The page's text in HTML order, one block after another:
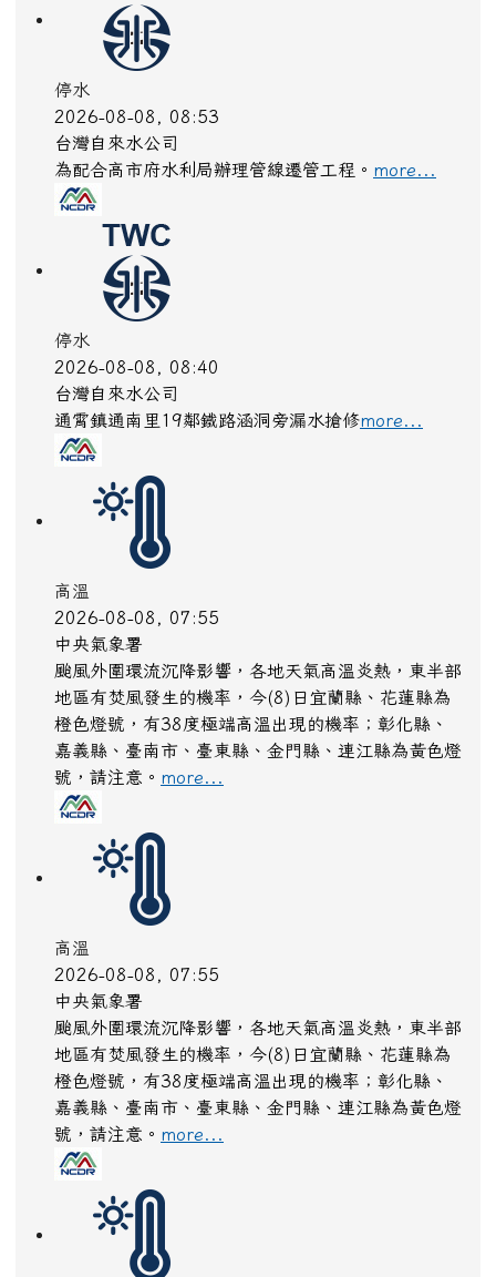
停水
2026-08-08, 08:53
台灣自來水公司
為配合高市府水利局辦理管線遷管工程。 more...
停水
2026-08-08, 08:40
台灣自來水公司
通霄鎮通南里19鄰鐵路涵洞旁漏水搶修more...
高溫
2026-08-08, 07:55
中央氣象署
颱風外圍環流沉降影響，各地天氣高溫炎熱，東半部
地區有焚風發生的機率，今(8)日宜蘭縣、花蓮縣為
橙色燈號，有38度極端高溫出現的機率；彰化縣、
嘉義縣、臺南市、臺東縣、金門縣、連江縣為黃色燈
號，請注意。 more...
高溫
2026-08-08, 07:55
中央氣象署
颱風外圍環流沉降影響，各地天氣高溫炎熱，東半部
地區有焚風發生的機率，今(8)日宜蘭縣、花蓮縣為
橙色燈號，有38度極端高溫出現的機率；彰化縣、
嘉義縣、臺南市、臺東縣、金門縣、連江縣為黃色燈
號，請注意。 more...